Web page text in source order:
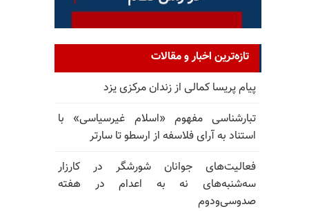
تازه‌ترین اخبار و مقالات
پیام پریسا کمالی از زندان مرکزی یزد
تبارشناسی مفهوم «اسلام غیرسیاسی» با
استناد به آرای فلاسفه از ارسطو تا سارتر
فعالیت‌های جوانان شورشگر در کارزار
سه‌شنبه‌های نه به اعدام در هفته
صدوسی‌و‌دوم